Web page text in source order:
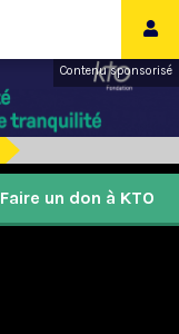
Contenu sponsorisé
Faire un don à KTO